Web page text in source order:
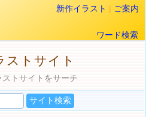
新作イラスト | ご案内
ワード検索
ストサイト
トサイトをサーチ